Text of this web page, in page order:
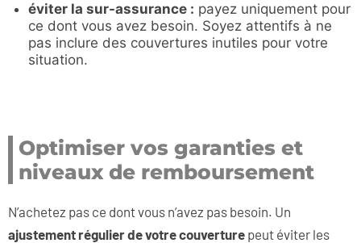
éviter la sur-assurance : payez uniquement pour
ce dont vous avez besoin. Soyez attentifs à ne
pas inclure des couvertures inutiles pour votre
situation.
Optimiser vos garanties et
niveaux de remboursement
N’achetez pas ce dont vous n’avez pas besoin. Un
ajustement régulier de votre couverture peut éviter les